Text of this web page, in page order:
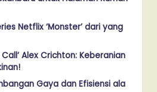
Netflix ‘Monster’ dari yang
Alex Crichton: Keberanian
Gaya dan Efisiensi ala